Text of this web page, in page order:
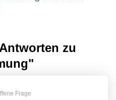
zu
Frage